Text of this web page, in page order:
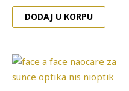
DODAJ U KORPU